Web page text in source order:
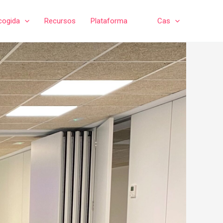
Recursos Plataforma Cas